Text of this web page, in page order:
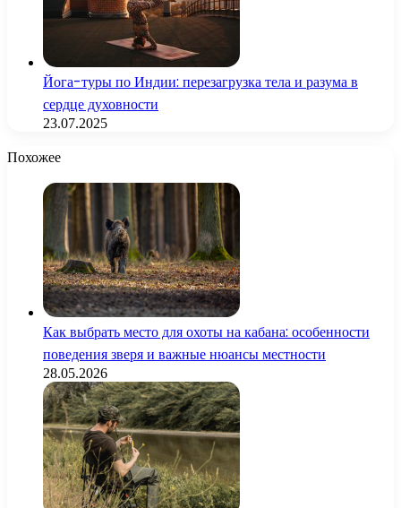
Йога-туры по Индии: перезагрузка тела и разума в
сердце духовности
23.07.2025
Похожее
Как выбрать место для охоты на кабана: особенности
поведения зверя и важные нюансы местности
28.05.2026